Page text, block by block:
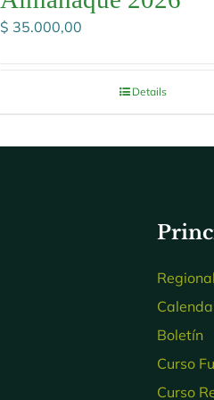
$ 35.000,00
Details
Boletín
Curso
Curso